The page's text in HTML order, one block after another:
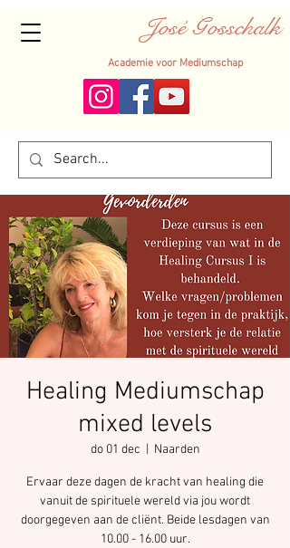
José Gosschalk
Academie voor Mediumschap
Healing Mediumschap
mixed levels
do 01 dec Naarden
Ervaar deze dagen de kracht van healing die
vanuit de spirituele wereld via jou wordt
doorgegeven aan de cliënt. Beide lesdagen van
10.00 - 16.00 uur.